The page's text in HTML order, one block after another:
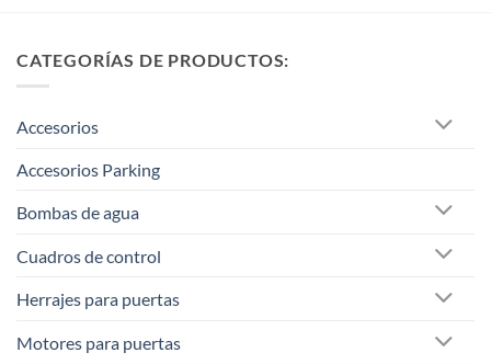
CATEGORÍAS DE PRODUCTOS:
Accesorios
Accesorios Parking
Bombas de agua
Cuadros de control
Herrajes para puertas
Motores para puertas